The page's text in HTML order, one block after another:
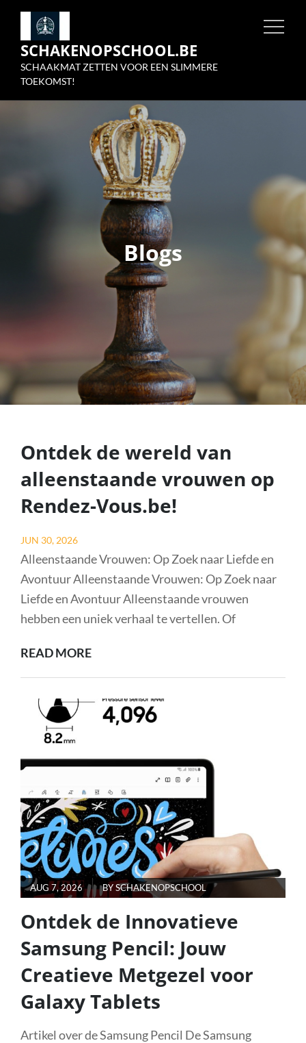
Skip
contentSCHAKENOPSCHOOL.BE
SCHAAKMAT ZETTEN VOOR EEN SLIMMERE
TOEKOMST!
Blogs
Ontdek de wereld van
alleenstaande vrouwen op
Rendez-Vous.be!
Posted
on
JUN 30, 2026
Alleenstaande Vrouwen: Op Zoek naar Liefde en
Avontuur Alleenstaande Vrouwen: Op Zoek naar
Liefde en Avontuur Alleenstaande vrouwen
hebben een uniek verhaal te vertellen. Of
READ MOREONTDEK
VAN
OP
RENDEZ-
VOUS.BE!
POSTED
ON
AUG 7, 2026 BYSCHAKENOPSCHOOL
Ontdek de Innovatieve
Samsung Pencil: Jouw
Creatieve Metgezel voor
Galaxy Tablets
Artikel over de Samsung Pencil De Samsung